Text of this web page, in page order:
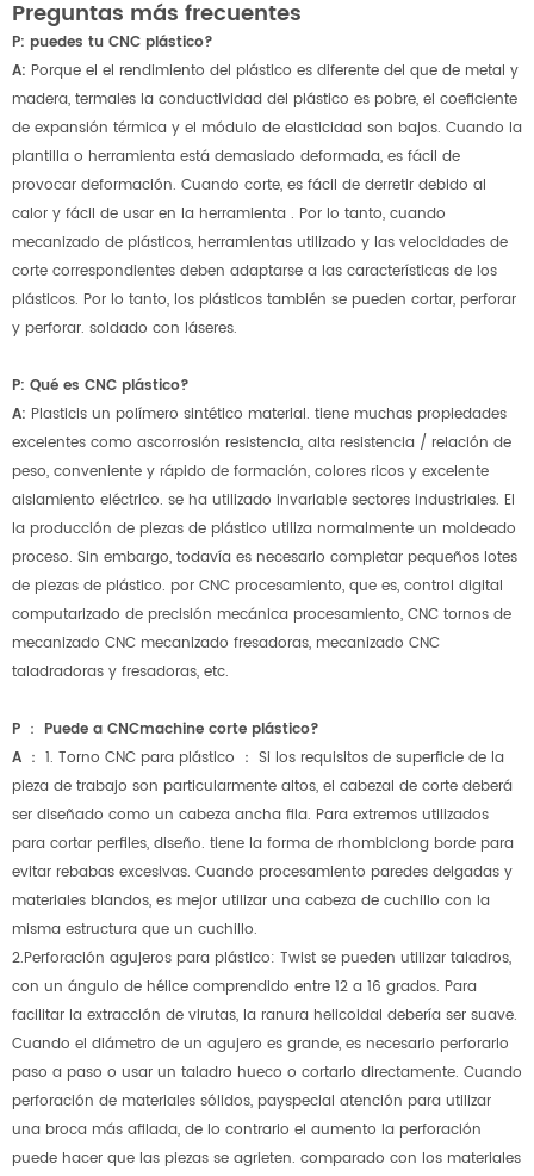
Preguntas más frecuentes
P: puedes tu CNC plástico?
A: Porque el el rendimiento del plástico es diferente del que de metal y
madera, termales la conductividad del plástico es pobre, el coeficiente
de expansión térmica y el módulo de elasticidad son bajos. Cuando la
plantilla o herramienta está demasiado deformada, es fácil de
provocar deformación. Cuando corte, es fácil de derretir debido al
calor y fácil de usar en la herramienta . Por lo tanto, cuando
mecanizado de plásticos, herramientas utilizado y las velocidades de
corte correspondientes deben adaptarse a las características de los
plásticos. Por lo tanto, los plásticos también se pueden cortar, perforar
y perforar. soldado con láseres.
P: Qué es CNC plástico?
A: Plasticis un polímero sintético material. tiene muchas propiedades
excelentes como ascorrosión resistencia, alta resistencia / relación de
peso, conveniente y rápido de formación, colores ricos y excelente
aislamiento eléctrico. se ha utilizado invariable sectores industriales. El
la producción de piezas de plástico utiliza normalmente un moldeado
proceso. Sin embargo, todavía es necesario completar pequeños lotes
de piezas de plástico. por CNC procesamiento, que es, control digital
computarizado de precisión mecánica procesamiento, CNC tornos de
mecanizado CNC mecanizado fresadoras, mecanizado CNC
taladradoras y fresadoras, etc.
P ： Puede a CNCmachine corte plástico?
A ： 1. Torno CNC para plástico ： Si los requisitos de superficie de la
pieza de trabajo son particularmente altos, el cabezal de corte deberá
ser diseñado como un cabeza ancha fila. Para extremos utilizados
para cortar perfiles, diseño. tiene la forma de rhombiclong borde para
evitar rebabas excesivas. Cuando procesamiento paredes delgadas y
materiales blandos, es mejor utilizar una cabeza de cuchillo con la
misma estructura que un cuchillo.
2.Perforación agujeros para plástico: Twist se pueden utilizar taladros,
con un ángulo de hélice comprendido entre 12 a 16 grados. Para
facilitar la extracción de virutas, la ranura helicoidal debería ser suave.
Cuando el diámetro de un agujero es grande, es necesario perforarlo
paso a paso o usar un taladro hueco o cortarlo directamente. Cuando
perforación de materiales sólidos, payspecial atención para utilizar
una broca más afilada, de lo contrario el aumento la perforación
puede hacer que las piezas se agrieten. comparado con los materiales